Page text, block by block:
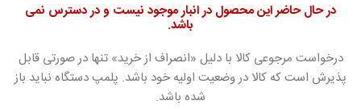
در حال حاضر این محصول در انبار موجود نیست و در دسترس نمی
باشد.
درخواست مرجوعی کالا با دلیل «انصراف از خرید» تنها در صورتی قابل
پذیرش است که کالا در وضعیت اولیه خود باشد. پلمپ دستگاه نباید باز
شده باشد.